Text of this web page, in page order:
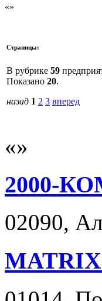
Страницы:
В рубрике 59
Показано 20.
назад 1 2 3 вперед
2000-
02090,